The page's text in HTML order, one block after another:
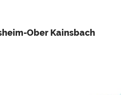
Ober Kainsbach